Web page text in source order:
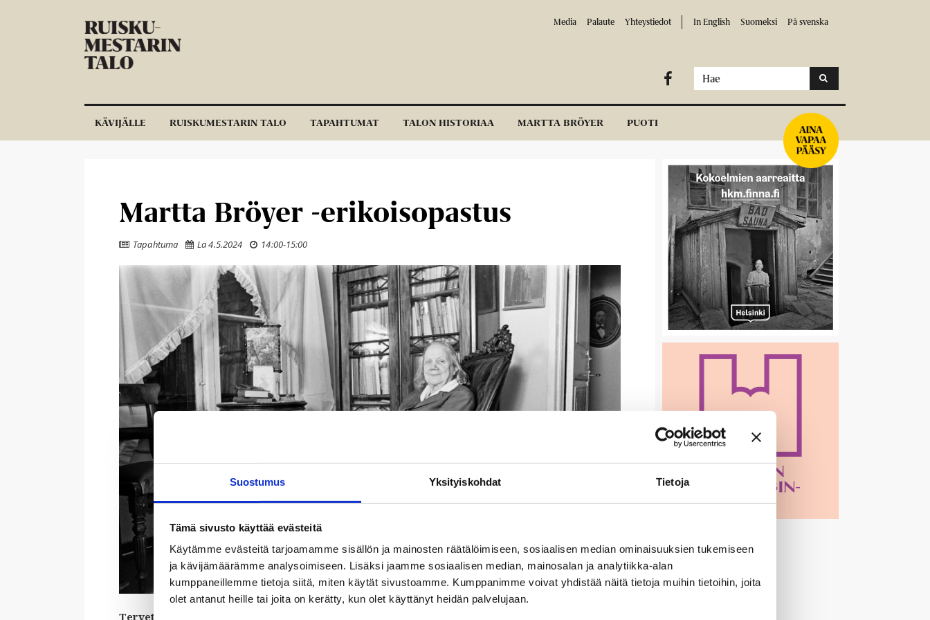
Suostumus Yksityiskohdat Tietoja
Tämä sivusto käyttää evästeitä
Käytämme evästeitä tarjoamamme sisällön ja mainosten räätälöimiseen, sosiaalisen median ominaisuuksien tukemiseen
ja kävijämäärämme analysoimiseen. Lisäksi jaamme sosiaalisen median, mainosalan ja analytiikka-alan
kumppaneillemme tietoja siitä, miten käytät sivustoamme. Kumppanimme voivat yhdistää näitä tietoja muihin tietoihin, joita
olet antanut heille tai joita on kerätty, kun olet käyttänyt heidän palvelujaan.
Media Palaute Yhteystiedot In English Suomeksi På svenska

KÄVIJÄLLE RUISKUMESTARIN TALO TAPAHTUMAT TALON HISTORIAA MARTTA BRÖYER PUOTI
Martta Bröyer -erikoisopastus
 Tapahtuma  La 4.5.2024  14:00-15:00
Tervetuloa pääsymaksuttomalle opastukselle Ruiskumestarin taloon.